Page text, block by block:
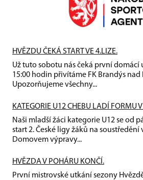
HVĚZDU ČEKÁ START VE 4.LIZE.
Už tuto sobotu nás čeká první domácí
15:00 hodin přivítáme FK Brandýs nad
Upozorňujeme všechny...
KATEGORIE U12 CHEBU LADÍ FORMU
Naši mladší žáci kategorie U12 se od
start 2. České ligy žáků na soustředění
Domovem výpravy...
HVĚZDA V POHÁRU KONČÍ.
První mistrovské utkání sezony